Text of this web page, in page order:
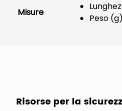
Misure
Peso
Risorse per la